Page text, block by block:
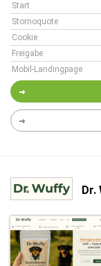
Start
Stornoquote
Cookie
Freigabe
Mobil-Landingpage
Dr.